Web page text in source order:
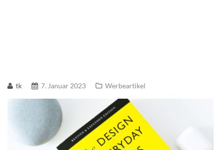
tk 7. Januar 2023 Werbeartikel